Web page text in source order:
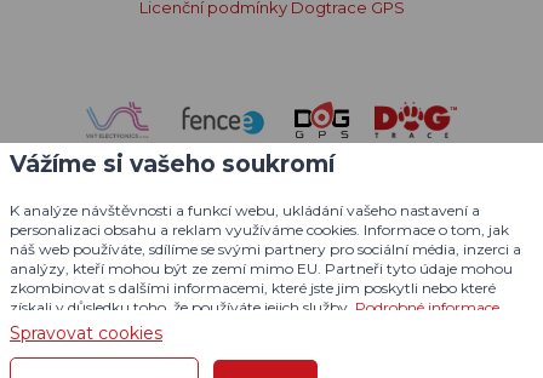
Licenční podmínky Dogtrace GPS
Vážíme si vašeho soukromí
K analýze návštěvnosti a funkcí webu, ukládání vašeho nastavení a
personalizaci obsahu a reklam využíváme cookies. Informace o tom, jak
náš web používáte, sdílíme se svými partnery pro sociální média, inzerci a
analýzy, kteří mohou být ze zemí mimo EU. Partneři tyto údaje mohou
zkombinovat s dalšími informacemi, které jste jim poskytli nebo které
získali v důsledku toho, že používáte jejich služby. Podrobné informace
Spravovat cookies